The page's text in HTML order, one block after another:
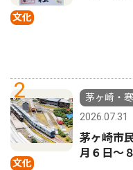
文化
2
文化
茅ヶ崎・寒
2026.07.31
茅ヶ崎市
月６日〜